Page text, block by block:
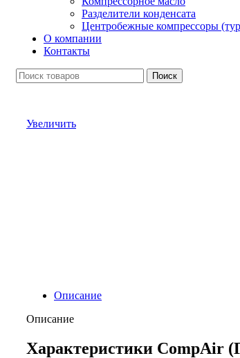
Разделители конденсата
Центробежные компрессоры
О компании
Контакты
Поиск
Увеличить
Описание
Описание
Характеристики CompAir